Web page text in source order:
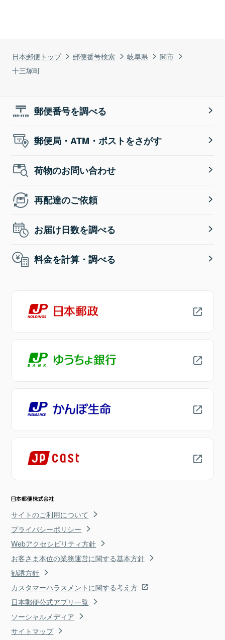
日本郵便トップ 郵便番号検索 岐阜県
関市
十三塚町
郵便番号を調べる
郵便局・ATM・ポストをさがす
荷物のお問い合わせ
再配達のご依頼
お届け日数を調べる
料金を計算・調べる
サイトのご利用について
プライバシーポリシー
Webアクセシビリティ方針
お客さま本位の業務運営に関する基本方針
勧誘方針
カスタマーハラスメントに関する考え方
日本郵便公式アプリ一覧
ソーシャルメディア
サイトマップ